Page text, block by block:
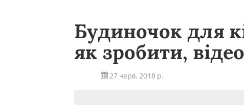
Будиночок для
як зробити, відео
27 черв. 2018 р.